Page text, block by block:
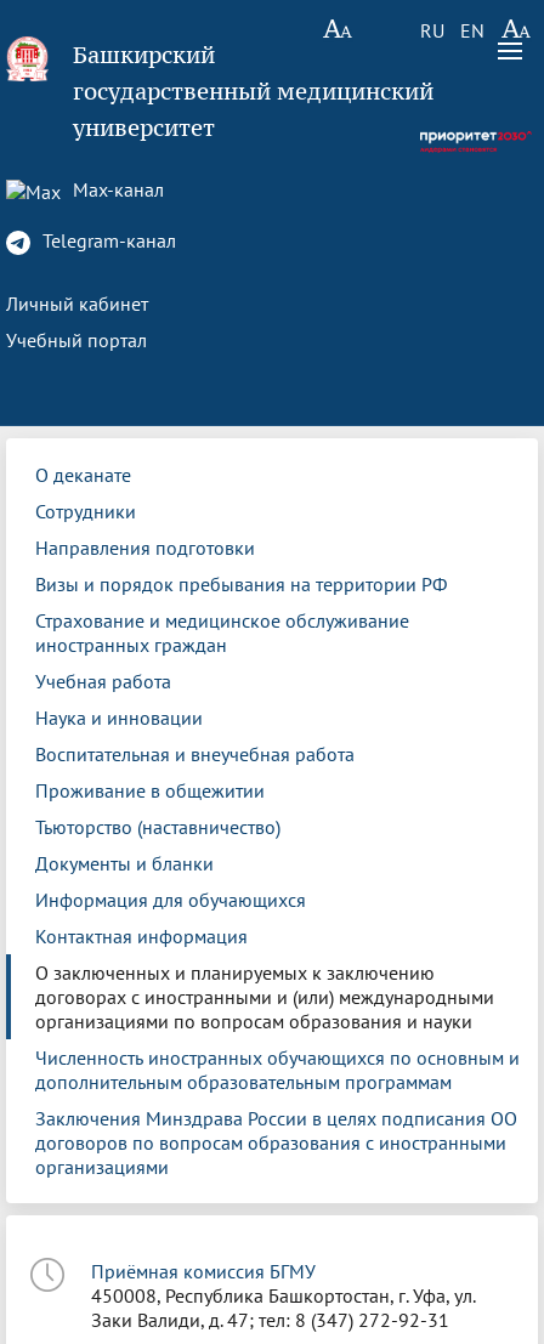
RU EN
Башкирский
государственный медицинский
университет
Max-канал
Telegram-канал
Личный кабинет
Учебный портал
О деканате
Сотрудники
Направления подготовки
Визы и порядок пребывания на территории РФ
Страхование и медицинское обслуживание
иностранных граждан
Учебная работа
Наука и инновации
Воспитательная и внеучебная работа
Проживание в общежитии
Тьюторство (наставничество)
Документы и бланки
Информация для обучающихся
Контактная информация
О заключенных и планируемых к заключению
договорах с иностранными и (или) международными
организациями по вопросам образования и науки
Численность иностранных обучающихся по основным и
дополнительным образовательным программам
Заключения Минздрава России в целях подписания ОО
договоров по вопросам образования с иностранными
организациями
Приёмная комиссия БГМУ
450008, Республика Башкортостан, г. Уфа, ул.
Заки Валиди, д. 47; тел: 8 (347) 272-92-31